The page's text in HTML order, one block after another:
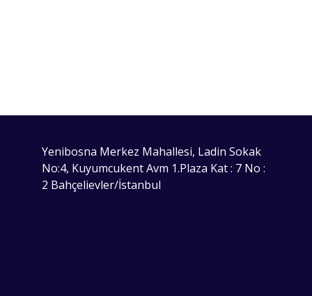
Yenibosna Merkez Mahallesi, Ladin Sokak
No:4, Kuyumcukent Avm 1.Plaza Kat : 7 No :
2 Bahçelievler/İstanbul